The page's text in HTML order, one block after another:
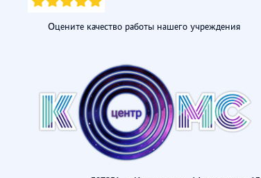
Оцените качество работы нашего учреждения